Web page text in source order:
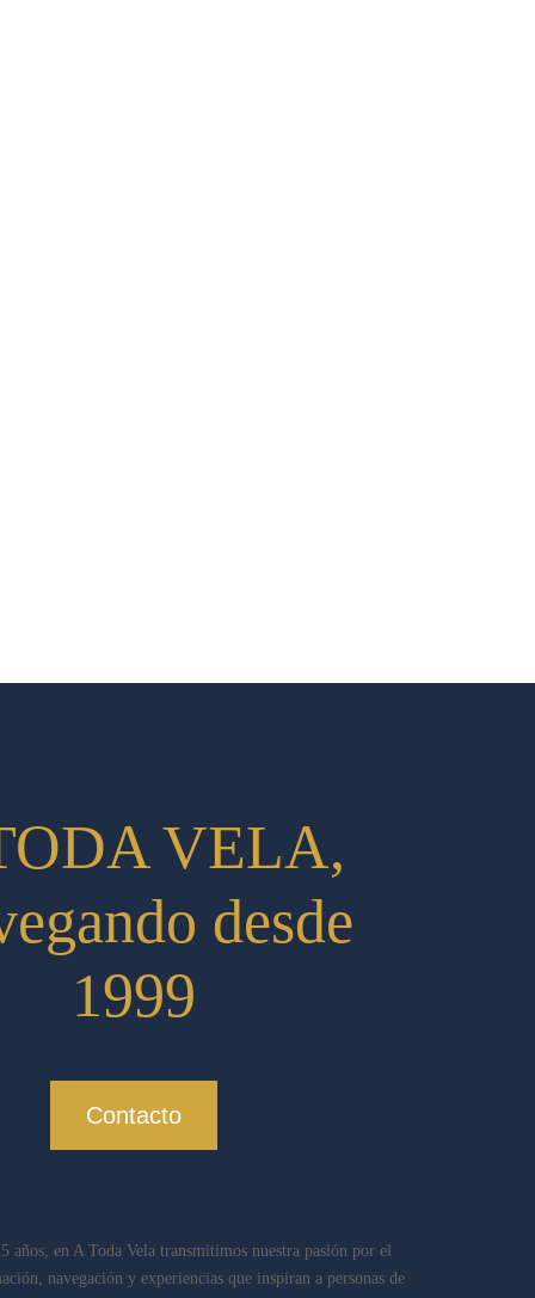
VELA,
desde
1999
Contacto
años, en A Toda Vela transmitimos nuestra pasión por el
navegación y experiencias que inspiran a personas de